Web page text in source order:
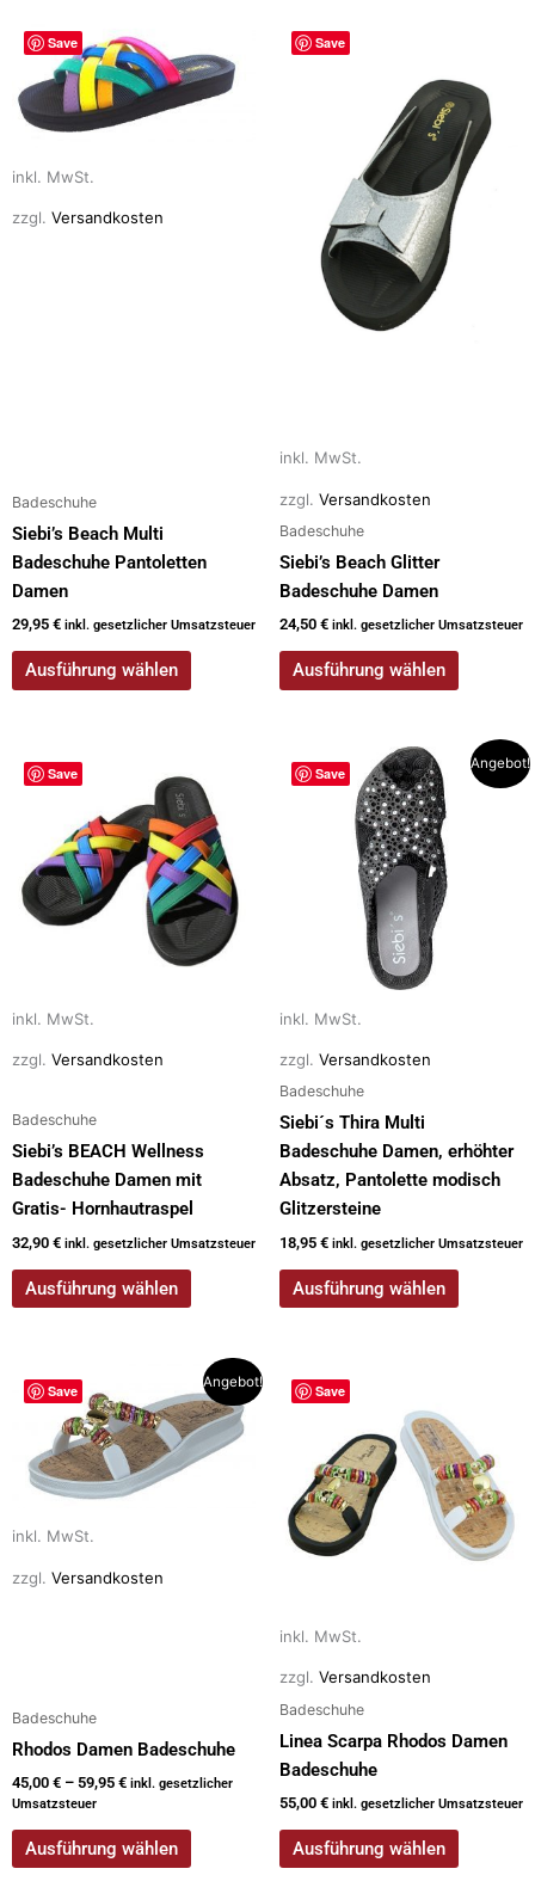
Save
inkl. MwSt.
zzgl. Versandkosten
Badeschuhe
Siebi’s Beach Multi
Badeschuhe Pantoletten
Damen
29,95 € inkl. gesetzlicher Umsatzsteuer
Ausführung wählen
Dieses
Produkt
weist
mehrere
auf.
Optionen
Save
inkl. MwSt.
zzgl. Versandkosten
Badeschuhe
Siebi’s Beach Glitter
Badeschuhe Damen
24,50 € inkl. gesetzlicher Umsatzsteuer
Ausführung wählen
Dieses
Produkt
Optionen
können
Save
inkl. MwSt.
zzgl. Versandkosten
Badeschuhe
Siebi’s BEACH Wellness
Badeschuhe Damen mit
Gratis- Hornhautraspel
32,90 € inkl. gesetzlicher Umsatzsteuer
Ausführung wählen
Dieses
Produkt
mehrere
Varianten
auf.
auf
Produktseite
werden
Save
Angebot!
inkl. MwSt.
zzgl. Versandkosten
Badeschuhe
Siebi´s Thira Multi
Badeschuhe Damen, erhöhter
Absatz, Pantolette modisch
Glitzersteine
18,95 € inkl. gesetzlicher Umsatzsteuer
Ausführung wählen
Dieses
Produkt
auf
Produktseite
gewählt
werden
Save
Angebot!
inkl. MwSt.
zzgl. Versandkosten
Badeschuhe
Rhodos Damen Badeschuhe
45,00 € – 59,95 € inkl. gesetzlicher
Umsatzsteuer
Ausführung wählen
Dieses
Produkt
mehrere
Varianten
Optionen
gewählt
werden
Save
inkl. MwSt.
zzgl. Versandkosten
Badeschuhe
Linea Scarpa Rhodos Damen
Badeschuhe
55,00 € inkl. gesetzlicher Umsatzsteuer
Ausführung wählen
Dieses
Produkt
mehrere
Varianten
auf.
Die
auf
Produktseite
gewählt
werden